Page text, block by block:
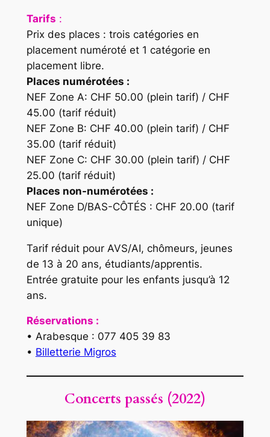
Tarifs :
Prix des places : trois catégories en
placement numéroté et 1 catégorie en
placement libre.
Places numérotées :
NEF Zone A: CHF 50.00 (plein tarif) / CHF
45.00 (tarif réduit)
NEF Zone B: CHF 40.00 (plein tarif) / CHF
35.00 (tarif réduit)
NEF Zone C: CHF 30.00 (plein tarif) / CHF
25.00 (tarif réduit)
Places non-numérotées :
NEF Zone D/BAS-CÔTÉS : CHF 20.00 (tarif
unique)
Tarif réduit pour AVS/AI, chômeurs, jeunes
de 13 à 20 ans, étudiants/apprentis.
Entrée gratuite pour les enfants jusqu’à 12
ans.
Réservations :
• Arabesque : 077 405 39 83
• Billetterie Migros
Concerts passés (2022)